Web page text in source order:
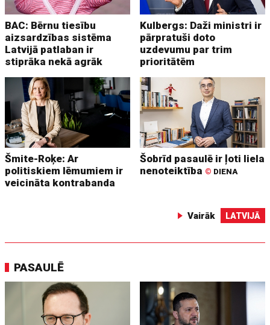
BAC: Bērnu tiesību
aizsardzības sistēma
Latvijā patlaban ir
stiprāka nekā agrāk
Kulbergs: Daži ministri ir
pārpratuši doto
uzdevumu par trim
prioritātēm
Šmite-Roķe: Ar
politiskiem lēmumiem ir
veicināta kontrabanda
Šobrīd pasaulē ir ļoti liela
nenoteiktība © DIENA
Vairāk LATVIJĀ
PASAULĒ